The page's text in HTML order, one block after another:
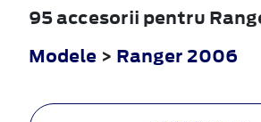
95 accesorii pentru
Modele > Ranger 2006